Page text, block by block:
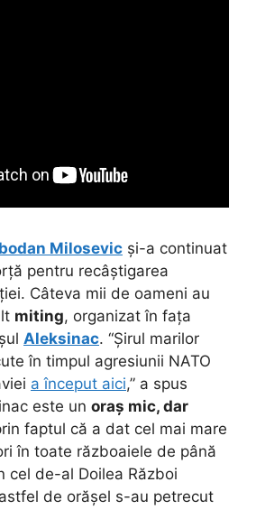
Milosevic și-a continuat
pentru recâștigarea
Câteva mii de oameni au
miting, organizat în fața
Aleksinac. “Șirul marilor
în timpul agresiunii NATO
a început aici,” a spus
este un oraș mic, dar
faptul că a dat cel mai mare
în toate războaiele de până
cel de-al Doilea Război
de orășel s-au petrecut